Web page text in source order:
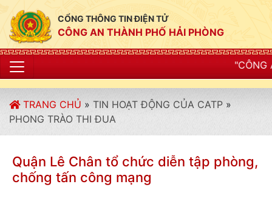
CỔNG THÔNG TIN ĐIỆN TỬ
CÔNG AN THÀNH PHỐ HẢI PHÒNG
"CÔNG AN THÀNH PHỐ
TRANG CHỦ » TIN HOẠT ĐỘNG CỦA CATP »
PHONG TRÀO THI ĐUA
Quận Lê Chân tổ chức diễn tập phòng,
chống tấn công mạng